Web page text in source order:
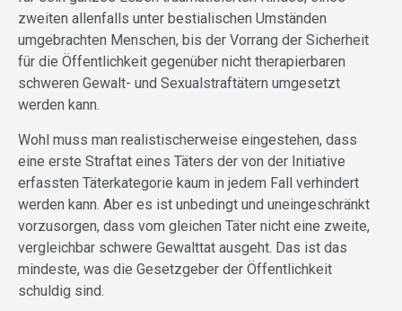
zweiten allenfalls unter bestialischen Umständen
umgebrachten Menschen, bis der Vorrang der Sicherheit
für die Öffentlichkeit gegenüber nicht therapierbaren
schweren Gewalt- und Sexualstraftätern umgesetzt
werden kann.
Wohl muss man realistischerweise eingestehen, dass
eine erste Straftat eines Täters der von der Initiative
erfassten Täterkategorie kaum in jedem Fall verhindert
werden kann. Aber es ist unbedingt und uneingeschränkt
vorzusorgen, dass vom gleichen Täter nicht eine zweite,
vergleichbar schwere Gewalttat ausgeht. Das ist das
mindeste, was die Gesetzgeber der Öffentlichkeit
schuldig sind.